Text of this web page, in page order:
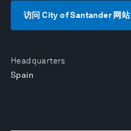
Headquarters
Spain
访问 City of Santander 网站